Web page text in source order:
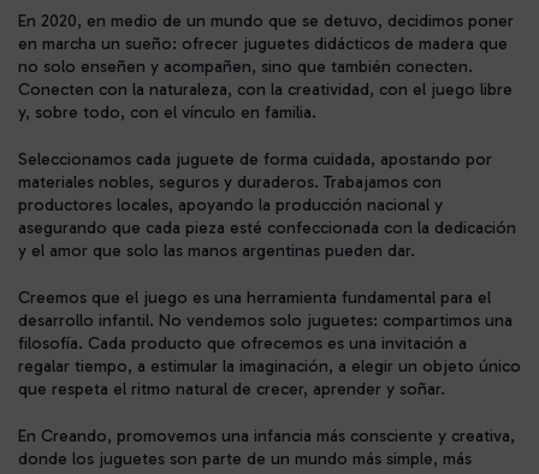
En 2020, en medio de un mundo que se detuvo, decidimos poner
en marcha un sueño: ofrecer juguetes didácticos de madera que
no solo enseñen y acompañen, sino que también conecten.
Conecten con la naturaleza, con la creatividad, con el juego libre
y, sobre todo, con el vínculo en familia.
Seleccionamos cada juguete de forma cuidada, apostando por
materiales nobles, seguros y duraderos. Trabajamos con
productores locales, apoyando la producción nacional y
asegurando que cada pieza esté confeccionada con la dedicación
y el amor que solo las manos argentinas pueden dar.
Creemos que el juego es una herramienta fundamental para el
desarrollo infantil. No vendemos solo juguetes: compartimos una
filosofía. Cada producto que ofrecemos es una invitación a
regalar tiempo, a estimular la imaginación, a elegir un objeto único
que respeta el ritmo natural de crecer, aprender y soñar.
En Creando, promovemos una infancia más consciente y creativa,
donde los juguetes son parte de un mundo más simple, más